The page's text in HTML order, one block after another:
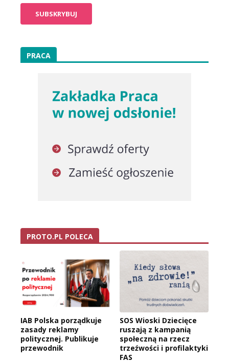
PRACA
PROTO.PL POLECA
IAB Polska porządkuje
zasady reklamy
politycznej. Publikuje
przewodnik
SOS Wioski Dziecięce
ruszają z kampanią
społeczną na rzecz
trzeźwości i profilaktyki
FAS